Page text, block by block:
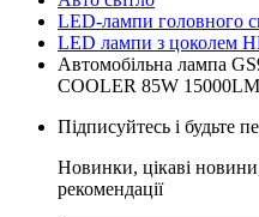
LED-лампи головного
LED лампи з цоколем
Автомобільна лампа
COOLER 85W
Підписуйтесь і будьте
Новинки, цікаві
рекомендації